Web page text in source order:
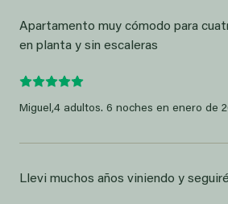
Apartamento muy cómodo para
en planta y sin escaleras
Miguel,4 adultos. 6 noches en enero de
Llevi muchos años viniendo y seguiré